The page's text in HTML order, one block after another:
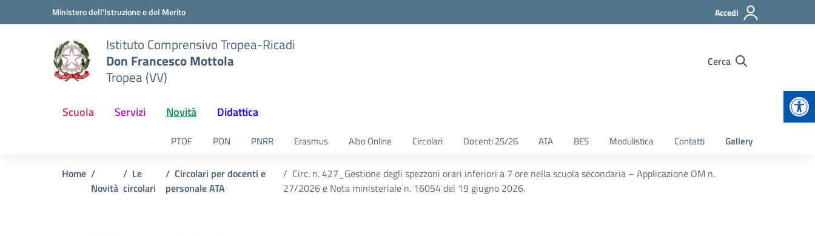
Vai ai contenuti
Vai al menu di navigazioneMinistero dell'Istruzione e del Merito Accedi
Istituto Comprensivo Tropea-Ricadi
Don Francesco Mottola
Tropea (VV)
Cerca
Scuola Servizi Novità Didattica
PTOF PON PNRR Erasmus Albo Online Circolari Docenti 25/26 ATA BES Modulistica Contatti Gallery
Home
Novità
Le
circolari
Circolari per docenti e
personale ATA
Circ. n. 427_Gestione degli spezzoni orari inferiori a 7 ore nella scuola secondaria – Applicazione OM n.
27/2026 e Nota ministeriale n. 16054 del 19 giugno 2026.